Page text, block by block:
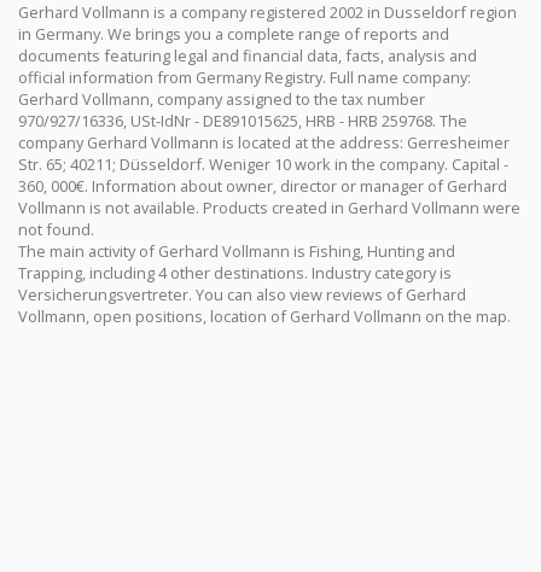
Gerhard Vollmann is a company registered 2002 in Dusseldorf region
in Germany. We brings you a complete range of reports and
documents featuring legal and financial data, facts, analysis and
official information from Germany Registry. Full name company:
Gerhard Vollmann, company assigned to the tax number
970/927/16336, USt-IdNr - DE891015625, HRB - HRB 259768. The
company Gerhard Vollmann is located at the address: Gerresheimer
Str. 65; 40211; Düsseldorf. Weniger 10 work in the company. Capital -
360, 000€. Information about owner, director or manager of Gerhard
Vollmann is not available. Products created in Gerhard Vollmann were
not found.
The main activity of Gerhard Vollmann is Fishing, Hunting and
Trapping, including 4 other destinations. Industry category is
Versicherungsvertreter. You can also view reviews of Gerhard
Vollmann, open positions, location of Gerhard Vollmann on the map.